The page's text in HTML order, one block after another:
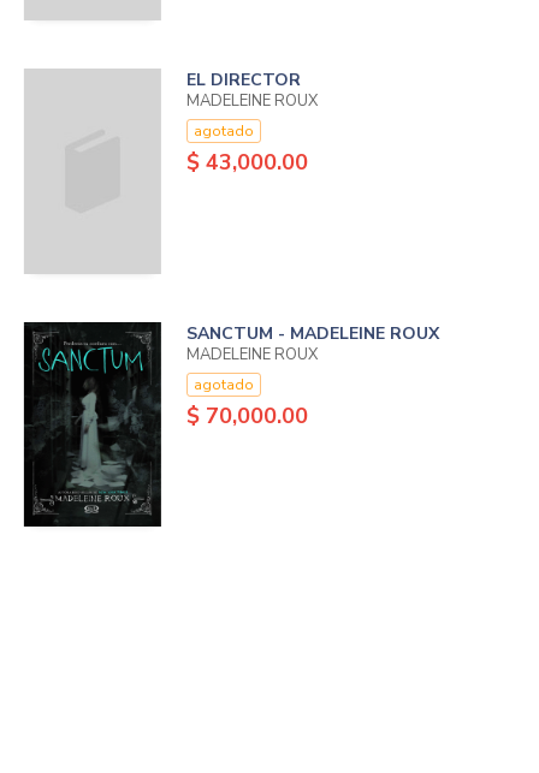
EL DIRECTOR
MADELEINE ROUX
agotado
$ 43,000.00
SANCTUM - MADELEINE ROUX
MADELEINE ROUX
agotado
$ 70,000.00